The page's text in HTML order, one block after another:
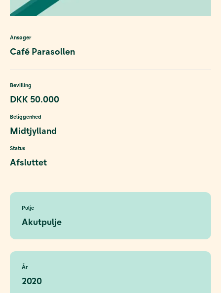
Ansøger
Café Parasollen
Bevilling
DKK 50.000
Beliggenhed
Midtjylland
Status
Afsluttet
Pulje
Akutpulje
År
2020